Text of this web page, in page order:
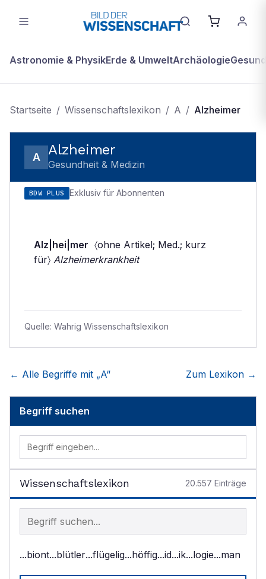
Astronomie & PhysikErde & UmweltArchäologie
Startseite / Wissenschaftslexikon / A / Alzheimer
A Alzheimer
Gesundheit & Medizin
BDW PLUS Exklusiv für Abonnenten
Alz|hei|mer 〈ohne Artikel; Med.; kurz
für〉 Alzheimerkrankheit
Quelle: Wahrig Wissenschaftslexikon
← Alle Begriffe mit „A“ Zum Lexikon →
Begriff suchen
Wissenschaftslexikon 20.557 Einträge
Begriff im Lexikon suchen
...biont...blütler...flügelig...höffig...id...ik...logie...man